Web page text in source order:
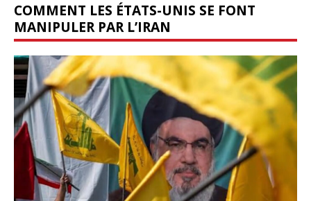
COMMENT LES ÉTATS-UNIS SE FONT
MANIPULER PAR L’IRAN